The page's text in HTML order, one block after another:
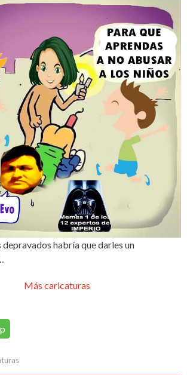
habría que darles un
Más caricaturas